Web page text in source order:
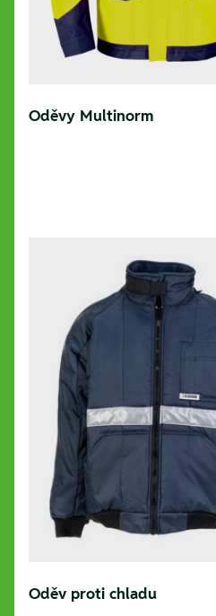
Oděvy Multinorm
Oděv proti chladu